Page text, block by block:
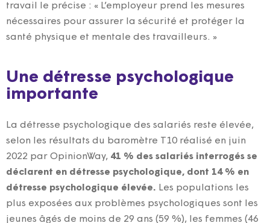
travail le précise : « L’employeur prend les mesures
nécessaires pour assurer la sécurité et protéger la
santé physique et mentale des travailleurs. »
Une détresse psychologique
importante
La détresse psychologique des salariés reste élevée,
selon les résultats du baromètre T10 réalisé en juin
2022 par OpinionWay, 41 % des salariés interrogés se
déclarent en détresse psychologique, dont 14 % en
détresse psychologique élevée. Les populations les
plus exposées aux problèmes psychologiques sont les
jeunes âgés de moins de 29 ans (59 %), les femmes (46